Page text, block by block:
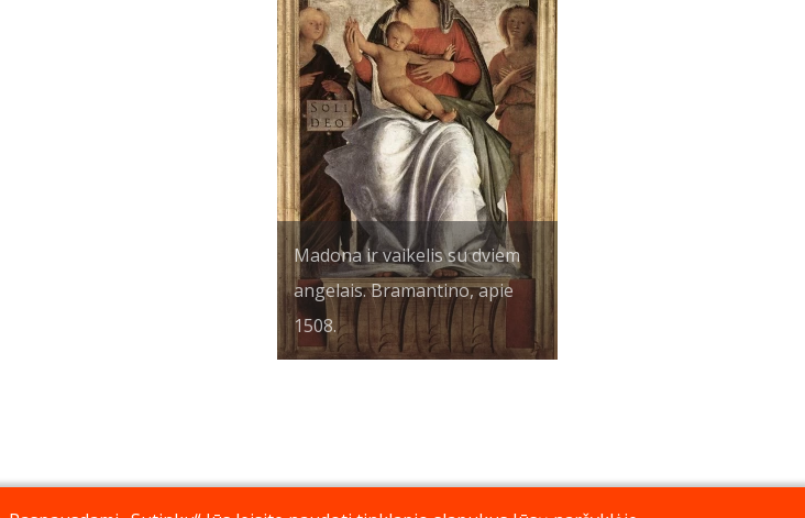
Madona ir vaikelis su dviem
angelais. Bramantino, apie
1508.